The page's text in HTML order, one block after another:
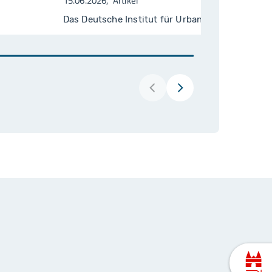
Das Deutsche Institut für Urbanistik (Difu) hat